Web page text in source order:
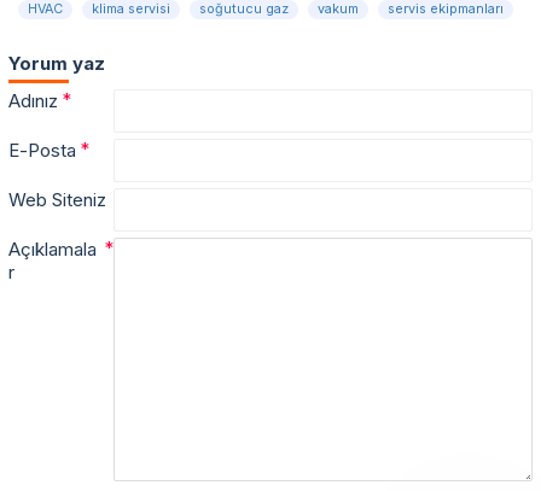
HVAC
klima servisi soğutucu gaz vakum servis ekipmanları
Yorum yaz
Adınız
E-Posta
Web Siteniz
Açıklamala
r